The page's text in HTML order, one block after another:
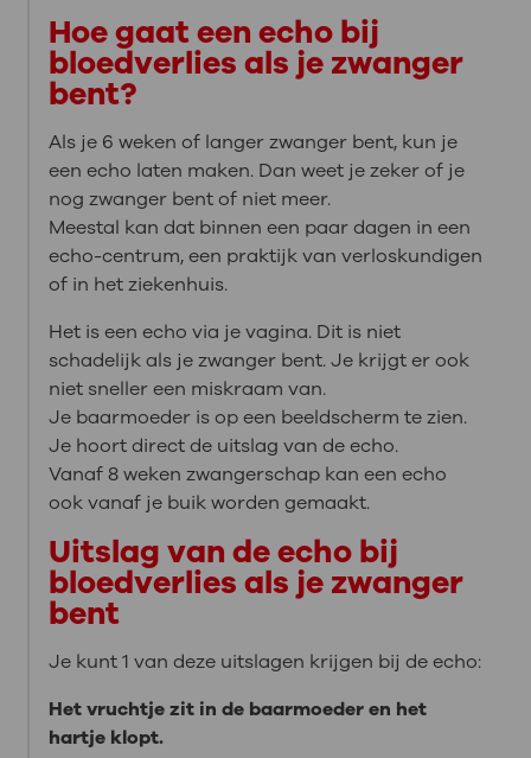
Hoe gaat een echo bij
bloedverlies als je zwanger
bent?
Als je 6 weken of langer zwanger bent, kun je
een echo laten maken. Dan weet je zeker of je
nog zwanger bent of niet meer.
Meestal kan dat binnen een paar dagen in een
echo-centrum, een praktijk van verloskundigen
of in het ziekenhuis.
Het is een echo via je vagina. Dit is niet
schadelijk als je zwanger bent. Je krijgt er ook
niet sneller een miskraam van.
Je baarmoeder is op een beeldscherm te zien.
Je hoort direct de uitslag van de echo.
Vanaf 8 weken zwangerschap kan een echo
ook vanaf je buik worden gemaakt.
Uitslag van de echo bij
bloedverlies als je zwanger
bent
Je kunt 1 van deze uitslagen krijgen bij de echo:
Het vruchtje zit in de baarmoeder en het
hartje klopt.